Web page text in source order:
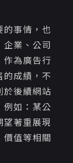
的事情，也
業、公司
作為廣告行
的成績，不
於後續網站
例如：某公
望著重展現
價值等相關